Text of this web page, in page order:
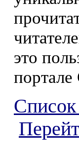
это
портале
Список